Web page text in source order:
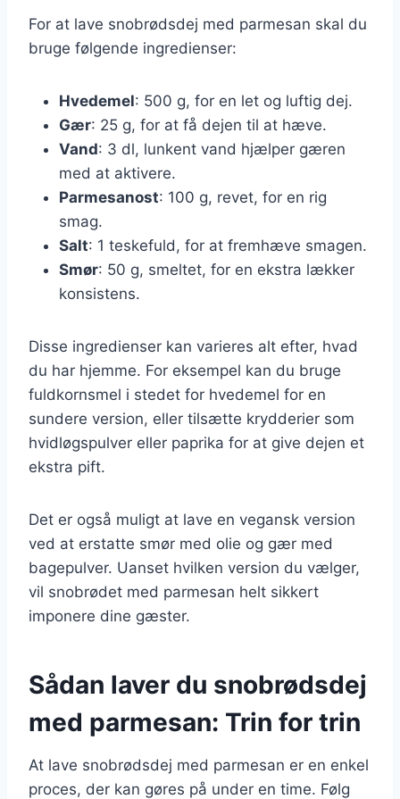
For at lave snobrødsdej med parmesan skal du
bruge følgende ingredienser:
Hvedemel: 500 g, for en let og luftig dej.
Gær: 25 g, for at få dejen til at hæve.
Vand: 3 dl, lunkent vand hjælper gæren
med at aktivere.
Parmesanost: 100 g, revet, for en rig
smag.
Salt: 1 teskefuld, for at fremhæve smagen.
Smør: 50 g, smeltet, for en ekstra lækker
konsistens.
Disse ingredienser kan varieres alt efter, hvad
du har hjemme. For eksempel kan du bruge
fuldkornsmel i stedet for hvedemel for en
sundere version, eller tilsætte krydderier som
hvidløgspulver eller paprika for at give dejen et
ekstra pift.
Det er også muligt at lave en vegansk version
ved at erstatte smør med olie og gær med
bagepulver. Uanset hvilken version du vælger,
vil snobrødet med parmesan helt sikkert
imponere dine gæster.
Sådan laver du snobrødsdej
med parmesan: Trin for trin
At lave snobrødsdej med parmesan er en enkel
proces, der kan gøres på under en time. Følg